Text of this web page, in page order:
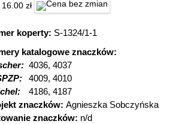
16.00 zł
koperty: S-1324/1-1
katalogowe znaczków:
4036, 4037
4009, 4010
4186, 4187
znaczków: Agnieszka Sobczyńska
znaczków: n/d